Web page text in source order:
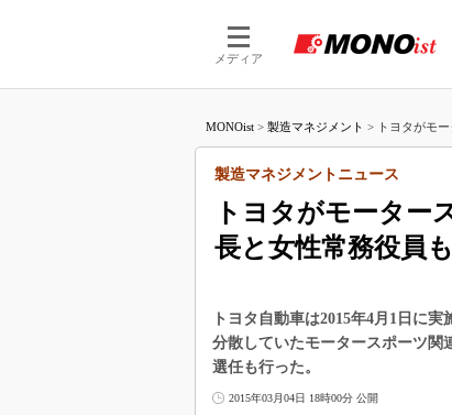
メディア
つなが
MONOist > 製造マネジメント > トヨタがモ
トヨタがモーター
長と女性常務役員
製造マネジメントニュース
トヨタ自動車は2015年4月1日に
分散していたモータースポーツ関
選任も行った。
2015年03月04日 18時00分 公開